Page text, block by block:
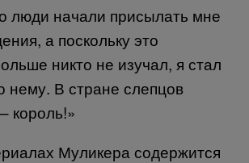
люди начали присылать мне
а поскольку это
никто не изучал, я стал
нему. В стране слепцов
– король!»
Муликера содержится